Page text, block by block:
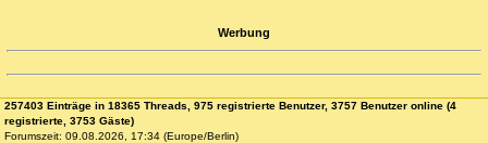
Werbung
257403 Einträge in 18365 Threads, 975 registrierte Benutzer, 3757 Benutzer online (4
registrierte, 3753 Gäste)
Forumszeit: 09.08.2026, 17:34 (Europe/Berlin)